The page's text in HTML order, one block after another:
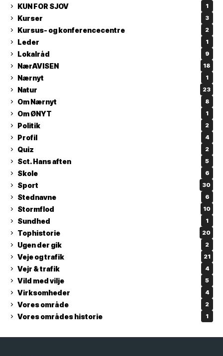
KUN FOR SJOV 1
Kurser 3
Kursus- og konferencecentre 2
Leder 1
Lokalråd 9
NærAVISEN 18
Nærnyt 1
Natur 23
Om Nærnyt 8
Om ØNYT 1
Politik 2
Profil 4
Quiz 2
Sct. Hans aften 5
Skole 6
Sport 30
Stednavne 6
Stormflod 10
Sundhed 1
Tophistorie 20
Ugen der gik 2
Veje og trafik 21
Vejr & trafik 4
Vild med vilje 5
Virksomheder 4
Vores område 2
Vores områdes historie 1